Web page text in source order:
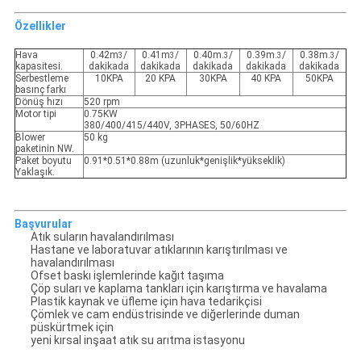
Özellikler
Hava
kapasitesi.
0.42m3/
dakikada
0.41m3/
dakikada
0.40m.3/
dakikada
0.39m.3/
dakikada
0.38m.3/
dakikada
Serbestleme
basınç farkı
10KPA 20 KPA 30KPA 40 KPA 50KPA
Dönüş hızı
520 rpm
Motor tipi
0.75KW
380/400/415/440V, 3PHASES, 50/60HZ
Blower
paketinin NW.
50 kg
Paket boyutu
Yaklaşık.
0.91*0.51*0.88m (uzunluk*genişlik*yükseklik)
Başvurular
Atık suların havalandırılması
Hastane ve laboratuvar atıklarının karıştırılması ve
havalandırılması
Ofset baskı işlemlerinde kağıt taşıma
Çöp suları ve kaplama tankları için karıştırma ve havalama
Plastik kaynak ve üfleme için hava tedarikçisi
Çömlek ve cam endüstrisinde ve diğerlerinde duman
püskürtmek için
yeni kırsal inşaat atık su arıtma istasyonu